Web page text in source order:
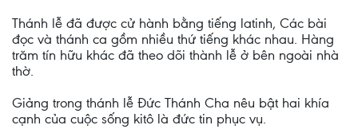
Thánh lễ đã được cử hành bằng tiếng latinh, Các bài
đọc và thánh ca gồm nhiều thứ tiếng khác nhau. Hàng
trăm tín hữu khác đã theo dõi thành lễ ở bên ngoài nhà
thờ.
Giảng trong thánh lễ Đức Thánh Cha nêu bật hai khía
cạnh của cuộc sống kitô là đức tin phục vụ.